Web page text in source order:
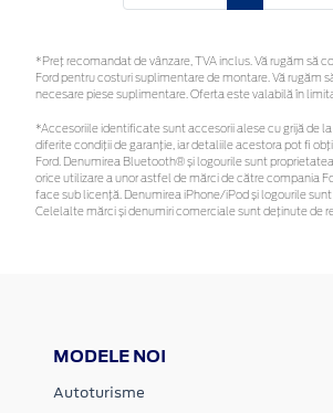
*Preţ recomandat de vânzare, TVA inclus. Vă rugăm să
Ford pentru costuri suplimentare de montare. Vă rugăm
necesare piese suplimentare. Oferta este valabilă în
*Accesoriile identificate sunt accesorii alese cu grijă de
diferite condiții de garanție, iar detaliile acestora pot fi
Ford. Denumirea Bluetooth® și logourile sunt
orice utilizare a unor astfel de mărci de către compania
face sub licență. Denumirea iPhone/iPod și logourile sunt
Celelalte mărci și denumiri comerciale sunt deținute de
MODELE NOI
Autoturisme